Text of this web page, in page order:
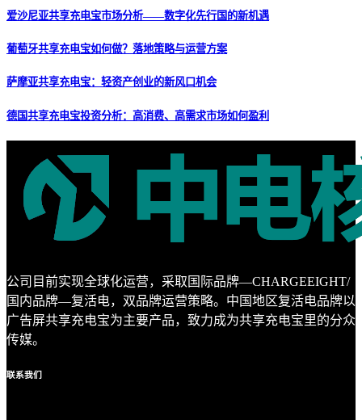
爱沙尼亚共享充电宝市场分析——数字化先行国的新机遇
葡萄牙共享充电宝如何做？落地策略与运营方案
萨摩亚共享充电宝：轻资产创业的新风口机会
德国共享充电宝投资分析：高消费、高需求市场如何盈利
公司目前实现全球化运营，采取国际品牌—CHARGEEIGHT/
国内品牌—复活电，双品牌运营策略。中国地区复活电品牌以
广告屏共享充电宝为主要产品，致力成为共享充电宝里的分众
传媒。
联系我们